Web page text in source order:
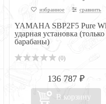
избранное сравнить
YAMAHA SBP2F5 Pure
ударная установка (только
барабаны)
(0)
136 787 ₽
В корзину